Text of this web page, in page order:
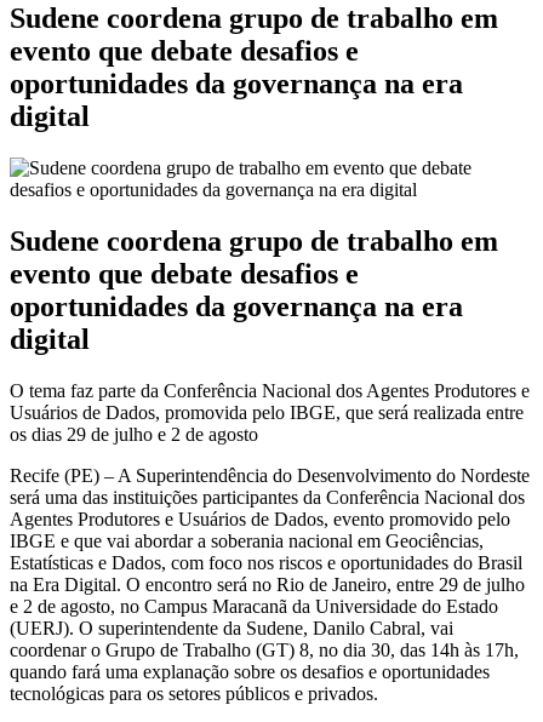
Sudene coordena grupo de trabalho em
evento que debate desafios e
oportunidades da governança na era
digital
Sudene coordena grupo de trabalho em
evento que debate desafios e
oportunidades da governança na era
digital
O tema faz parte da Conferência Nacional dos Agentes Produtores e
Usuários de Dados, promovida pelo IBGE, que será realizada entre
os dias 29 de julho e 2 de agosto
Recife (PE) – A Superintendência do Desenvolvimento do Nordeste
será uma das instituições participantes da Conferência Nacional dos
Agentes Produtores e Usuários de Dados, evento promovido pelo
IBGE e que vai abordar a soberania nacional em Geociências,
Estatísticas e Dados, com foco nos riscos e oportunidades do Brasil
na Era Digital. O encontro será no Rio de Janeiro, entre 29 de julho
e 2 de agosto, no Campus Maracanã da Universidade do Estado
(UERJ). O superintendente da Sudene, Danilo Cabral, vai
coordenar o Grupo de Trabalho (GT) 8, no dia 30, das 14h às 17h,
quando fará uma explanação sobre os desafios e oportunidades
tecnológicas para os setores públicos e privados.